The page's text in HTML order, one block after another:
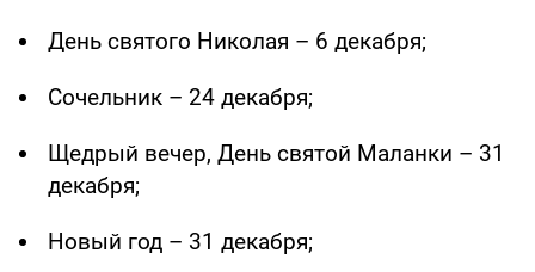
День святого Николая – 6 декабря;
Сочельник – 24 декабря;
Щедрый вечер, День святой Маланки – 31
декабря;
Новый год – 31 декабря;